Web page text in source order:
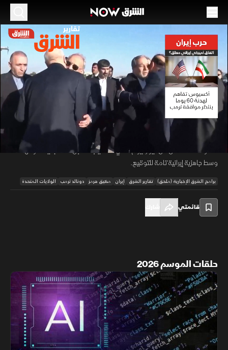
01:18
حرب إيران.. اتفاق أميركي إيراني معلق
28 مايو 2026 أخبار
تقارير الشرق
كشف موقع أكسيوس عن مسودة تفاهم جاهزة بين واشنطن وطهران لتمديد
وقف إطلاق النار 60 يوما، معلقة بانتظار توقيع ترمب المتريث. يتضمن الاتفاق
إزالة إيران ألغام مضيق هرمز وضمان الملاحة مقابل رفع الحصار الأميركي، وبدء
مفاوضات للتخلص من اليورانيوم عالي التخصيب مقابل فك تجميد أموالها،
وسط جاهزية إيرانية تامة للتوقيع.
برامج الشرق الإخبارية (ملحق) تقارير الشرق إيران مضيق هرمز دونالد ترمب الولايات المتحدة
قائمتي
حلقات الموسم 2026